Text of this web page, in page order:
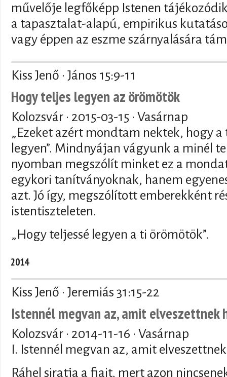
művelője legfőképp Istenen
a tapasztalat-alapú, empirikus
vagy éppen az eszme szárnyalására
Kiss Jenő · János 15:9-11
Hogy teljes legyen az örömötök
Kolozsvár · 2015-03-15 · Vasárnap
„Ezeket azért mondtam nektek, hogy
legyen”. Mindnyájan vágyunk a minél
nyomban megszólít minket ez a
egykori tanítványoknak, hanem
azt. Jó így, megszólított emberekként
istentiszteleten.
„Hogy teljessé legyen a ti örömötök”.
2014
Kiss Jenő · Jeremiás 31:15-22
Istennél megvan az, amit elveszettnek
Kolozsvár · 2014-11-16 · Vasárnap
I. Istennél megvan az, amit
Ráhel siratja a fiait, mert azon